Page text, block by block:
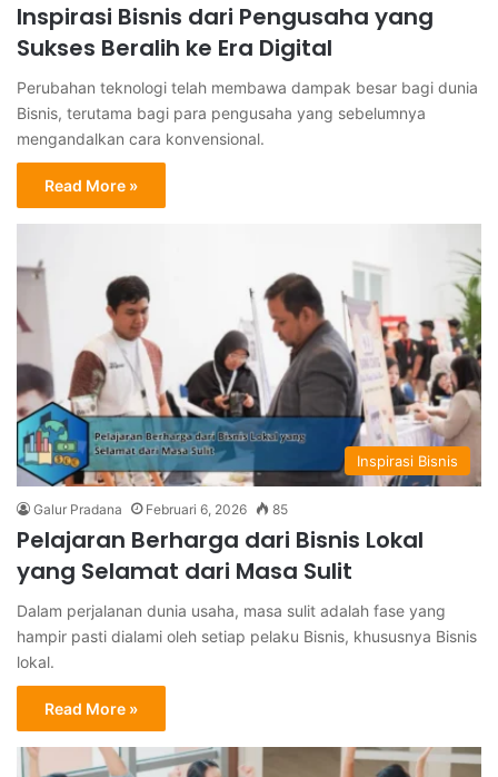
Inspirasi Bisnis dari Pengusaha yang
Sukses Beralih ke Era Digital
Perubahan teknologi telah membawa dampak besar bagi dunia
Bisnis, terutama bagi para pengusaha yang sebelumnya
mengandalkan cara konvensional.
Read More »
Inspirasi Bisnis
Galur Pradana Februari 6, 2026 85
Pelajaran Berharga dari Bisnis Lokal
yang Selamat dari Masa Sulit
Dalam perjalanan dunia usaha, masa sulit adalah fase yang
hampir pasti dialami oleh setiap pelaku Bisnis, khususnya Bisnis
lokal.
Read More »